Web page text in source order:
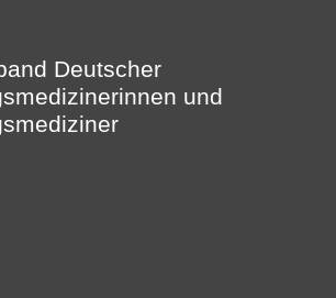
Deutscher
und